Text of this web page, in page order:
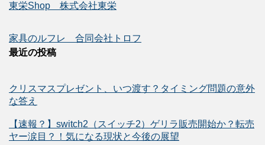
東栄Shop 株式会社東栄
家具のルフレ 合同会社トロフ
最近の投稿
クリスマスプレゼント、いつ渡す？タイミング問題の意外
な答え
【速報？】switch2（スイッチ2）ゲリラ販売開始か？転売
ヤー涙目？！気になる現状と今後の展望